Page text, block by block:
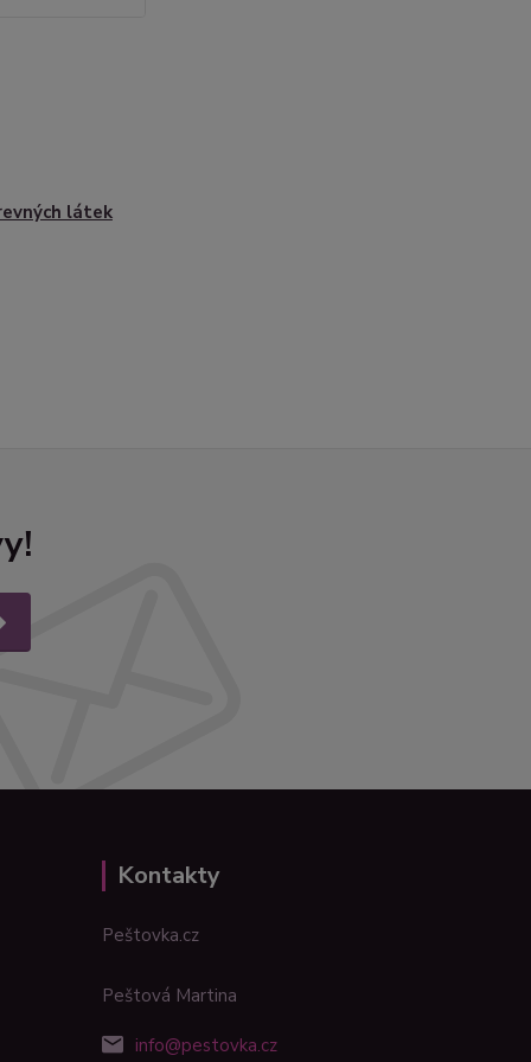
látek
Kontakty
Peštovka.cz
Peštová Martina
info@pestovka.cz